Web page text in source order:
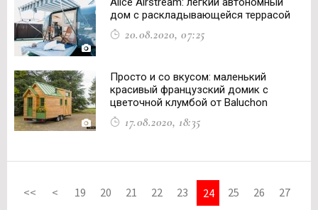
дом с раскладывающейся террасой
20.08.2020, 07:25
Просто и со вкусом: маленький
красивый французский домик с
цветочной клумбой от Baluchon
17.08.2020, 18:35
<< < 19 20 21 22 23 24 25 26
27